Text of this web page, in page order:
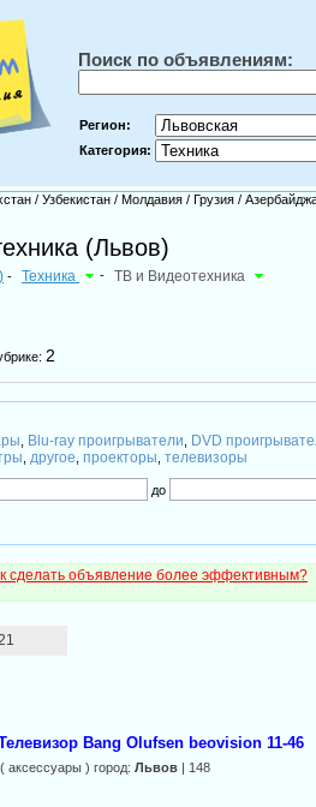
Поиск по объявлениям:
Регион:
Категория:
/ Узбекистан / Молдавия / Грузия /
(Львов)
- Техника - ТВ и Видеотехника
2
Blu-ray проигрыватели
DVD
другое проекторы телевизоры
до
сделать объявление более эффективным?
Bang Olufsen beovision 11-46
( аксессуары ) город: Львов| 148